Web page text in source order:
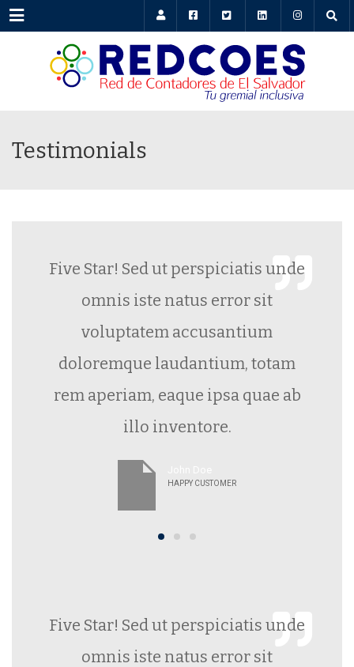
Menu
Testimonials
Five Star! Sed ut perspiciatis unde
omnis iste natus error sit
voluptatem accusantium
doloremque laudantium, totam
rem aperiam, eaque ipsa quae ab
illo inventore.
HAPPY CUSTOMER
Five Star! Sed ut perspiciatis unde
omnis iste natus error sit